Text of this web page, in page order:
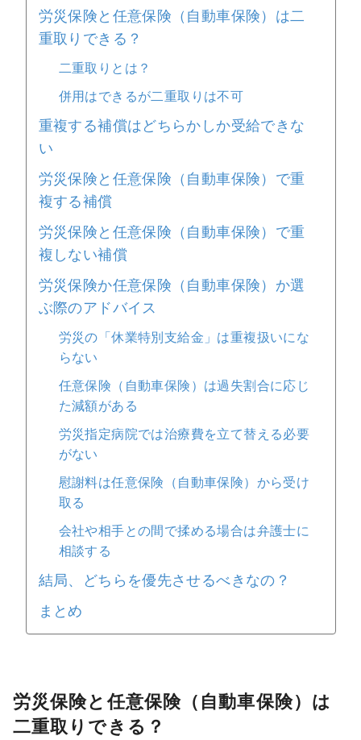
労災保険と任意保険（自動車保険）は二
重取りできる？
二重取りとは？
併用はできるが二重取りは不可
重複する補償はどちらかしか受給できな
い
労災保険と任意保険（自動車保険）で重
複する補償
労災保険と任意保険（自動車保険）で重
複しない補償
労災保険か任意保険（自動車保険）か選
ぶ際のアドバイス
労災の「休業特別支給金」は重複扱いにな
らない
任意保険（自動車保険）は過失割合に応じ
た減額がある
労災指定病院では治療費を立て替える必要
がない
慰謝料は任意保険（自動車保険）から受け
取る
会社や相手との間で揉める場合は弁護士に
相談する
結局、どちらを優先させるべきなの？
まとめ
労災保険と任意保険（自動車保険）は
二重取りできる？